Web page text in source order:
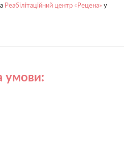
Реабілітаційний центр «Рецена» у
умови: